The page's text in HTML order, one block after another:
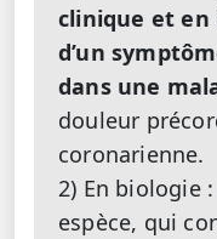
clinique et en
d’un
dans une
douleur
coronarienne.
2) En biologie
espèce, qui